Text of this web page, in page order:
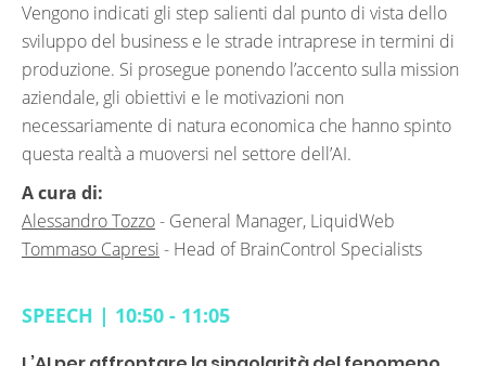
Vengono indicati gli step salienti dal punto di vista dello
sviluppo del business e le strade intraprese in termini di
produzione. Si prosegue ponendo l’accento sulla mission
aziendale, gli obiettivi e le motivazioni non
necessariamente di natura economica che hanno spinto
questa realtà a muoversi nel settore dell’AI.
A cura di:
Alessandro Tozzo- General Manager, LiquidWeb
Tommaso Capresi - Head of BrainControl Specialists
SPEECH | 10:50 - 11:05